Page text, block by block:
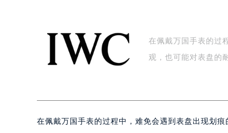
在佩戴万国手表的过
观，也可能对表盘的
在佩戴万国手表的过程中，难免会遇到表盘出现划